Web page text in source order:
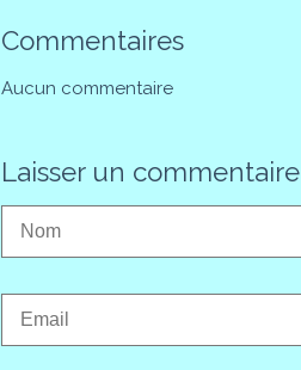
Commentaires
Aucun commentaire
Laisser un commentaire